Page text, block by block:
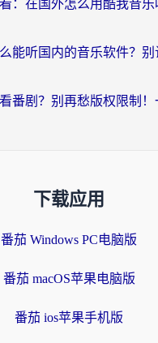
下载应用
番茄 Windows PC电脑版
番茄 macOS苹果电脑版
番茄 ios苹果手机版